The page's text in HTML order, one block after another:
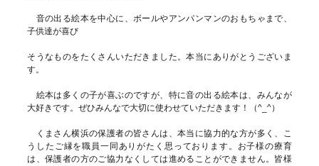
音の出る絵本を中心に、ボールやアンパンマンのおもちゃまで、
子供達が喜び
そうなものをたくさんいただきました。本当にありがとうございま
す。
絵本は多くの子が喜ぶのですが、特に音の出る絵本は、みんなが
大好きです。ぜひみんなで大切に使わせていただきます！（^_^）
くまさん横浜の保護者の皆さんは、本当に協力的な方が多く、こ
うしたご縁を職員一同ありがたく思っております。お子様の療育
は、保護者の方のご協力なくしては進めることができません。皆様